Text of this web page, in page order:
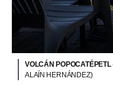
VOLCÁN POPOCATÉPETL
ALAÍN HERNÁNDEZ)